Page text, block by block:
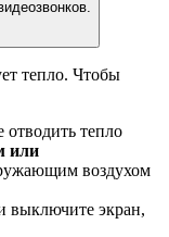
тепло. Чтобы
тепло
или
воздухом
экран,